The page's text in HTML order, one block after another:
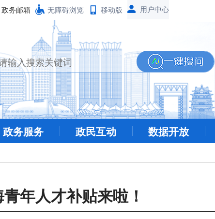
政务邮箱 无障碍浏览 移动版
政务服务 政民互动 数据开放
年人才补贴来啦！